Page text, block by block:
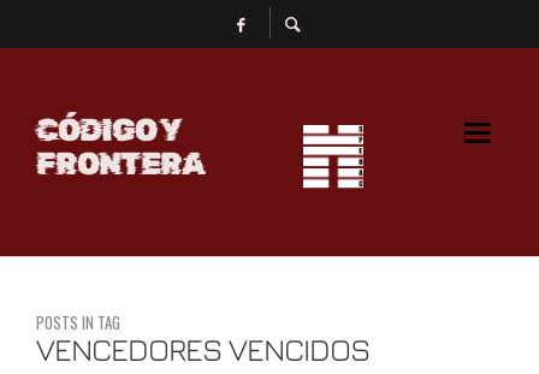
CÓDIGO Y
FRONTERA
POSTS IN TAG
VENCEDORES VENCIDOS